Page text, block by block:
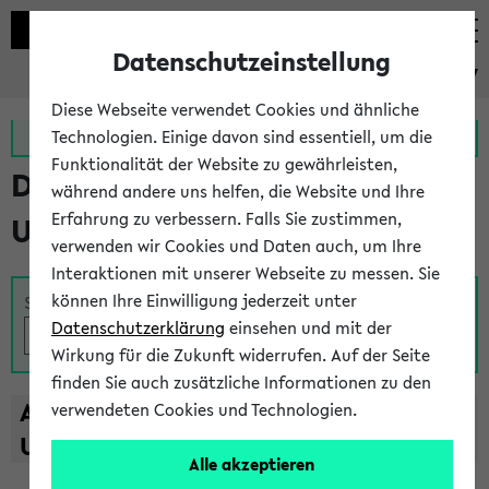
eKVV
Zur MeineUni App Zum MeineUni Portal
Das Lehrangebot der
Universität Bielefeld
Suche
A B C D E F G H I J K L M N O
U
V W X Y
Z
Datenschutzeinstellung
Diese Webseite verwendet Cookies und ähnliche
Technologien. Einige davon sind essentiell, um die
Funktionalität der Website zu gewährleisten,
während andere uns helfen, die Website und Ihre
Erfahrung zu verbessern. Falls Sie zustimmen,
verwenden wir Cookies und Daten auch, um Ihre
Interaktionen mit unserer Webseite zu messen. Sie
können Ihre Einwilligung jederzeit unter
Datenschutzerklärung einsehen und mit der
Wirkung für die Zukunft widerrufen. Auf der Seite
finden Sie auch zusätzliche Informationen zu den
verwendeten Cookies und Technologien.
Alle akzeptieren